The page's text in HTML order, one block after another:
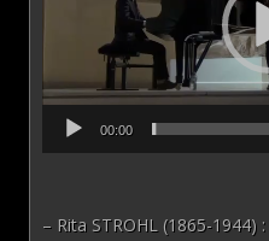
00:00
– Rita STROHL (1865-